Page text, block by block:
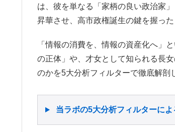
は、彼を単なる「家柄の良い政治家
昇華させ、高市政権誕生の鍵を握っ
「情報の消費を、情報の資産化へ」
の正体」や、才女として知られる長
のかを5大分析フィルターで徹底解剖
当ラボの5大分析フィルターに